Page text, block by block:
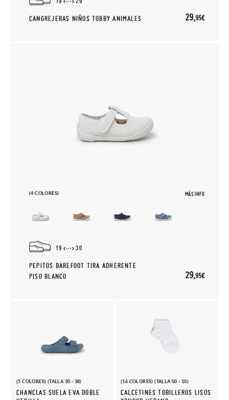
CANGREJERAS NIÑOS TOBBY ANIMALES 29,95€
(4 COLORES) MÁS INFO
19 30
PEPITOS BAREFOOT TIRA ADHERENTE
PISO BLANCO
29,95€
(5 COLORES) (TALLA 30 - 38)
CHANCLAS SUELA EVA DOBLE
(16 COLORES) (TALLA 00 - 10)
CALCETINES TOBILLEROS LISOS